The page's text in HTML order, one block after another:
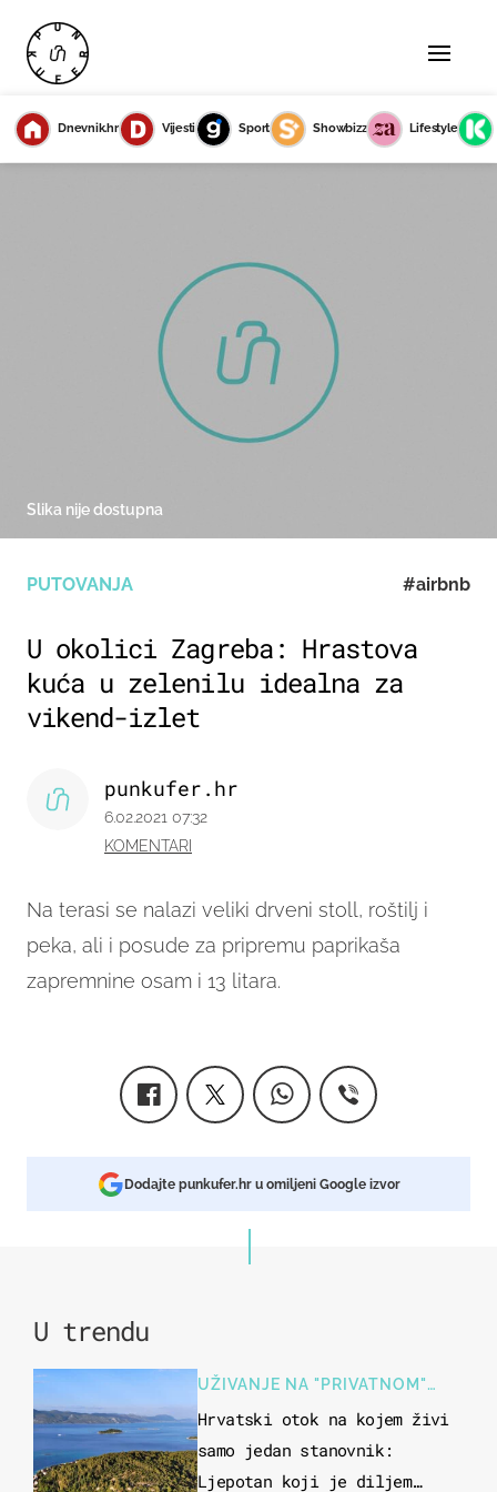
Dnevnik.hr Vijesti Sport Showbizz Lifestyle
PUTOVANJA #airbnb
U okolici Zagreba: Hrastova
kuća u zelenilu idealna za
vikend-izlet
Na terasi se nalazi veliki drveni stoll, roštilj i
peka, ali i posude za pripremu paprikaša
zapremnine osam i 13 litara.
punkufer.hr
6.02.2021 07:32
KOMENTARI
Slika nije dostupna
Dodajte punkufer.hr u omiljeni Google izvor
U trendu
UŽIVANJE NA "PRIVATNOM"
OTOKU
Hrvatski otok na kojem živi
samo jedan stanovnik:
Ljepotan koji je diljem